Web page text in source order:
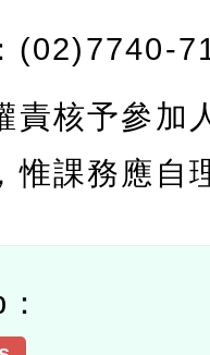
(02)7740-
責核予參加
惟課務應自